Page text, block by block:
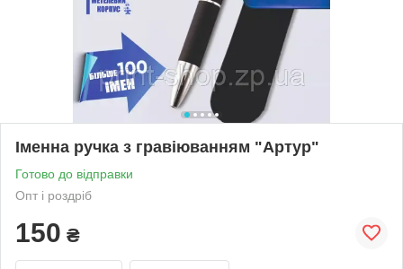
Іменна ручка з гравіюванням "Артур"
Готово до відправки
Опт і роздріб
150 ₴